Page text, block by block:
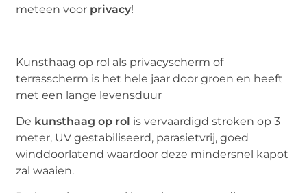
meteen voor privacy!
Kunsthaag op rol als privacyscherm of
terrasscherm is het hele jaar door groen en heeft
met een lange levensduur
De kunsthaag op rol is vervaardigd stroken op 3
meter, UV gestabiliseerd, parasietvrij, goed
winddoorlatend waardoor deze mindersnel kapot
zal waaien.